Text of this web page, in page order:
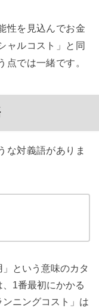
性を見込んでお金
ャルコスト」と同
点では一緒です。
な対義語がありま
という意味のカタ
1番最初にかかる
ニングコスト」は